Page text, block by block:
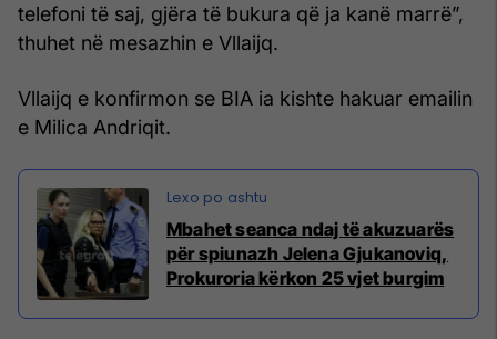
telefoni të saj, gjëra të bukura që ja kanë marrë”,
thuhet në mesazhin e Vllaijq.
Vllaijq e konfirmon se BIA ia kishte hakuar emailin
e Milica Andriqit.
Mbahet seanca ndaj të akuzuarës
për spiunazh Jelena Gjukanoviq,
Prokuroria kërkon 25 vjet burgim